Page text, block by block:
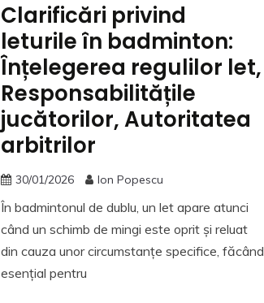
Clarificări privind
leturile în badminton:
Înțelegerea regulilor let,
Responsabilitățile
jucătorilor, Autoritatea
arbitrilor
30/01/2026 Ion Popescu
În badmintonul de dublu, un let apare atunci
când un schimb de mingi este oprit și reluat
din cauza unor circumstanțe specifice, făcând
esențial pentru